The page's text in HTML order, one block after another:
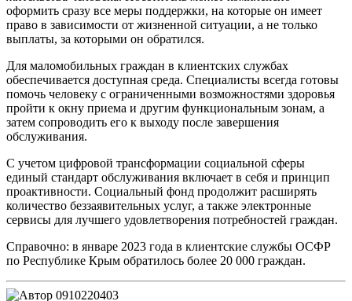
оформить сразу все меры поддержки, на которые он имеет
право в зависимости от жизненной ситуации, а не только
выплаты, за которыми он обратился.
Для маломобильных граждан в клиентских службах
обеспечивается доступная среда. Специалисты всегда готовы
помочь человеку с ограниченными возможностями здоровья
пройти к окну приема и другим функциональным зонам, а
затем сопроводить его к выходу после завершения
обслуживания.
С учетом цифровой трансформации социальной сферы
единый стандарт обслуживания включает в себя и принцип
проактивности. Социальный фонд продолжит расширять
количество беззаявительных услуг, а также электронные
сервисы для лучшего удовлетворения потребностей граждан.
Справочно: в январе 2023 года в клиентские службы ОСФР
по Республике Крым обратилось более 20 000 граждан.